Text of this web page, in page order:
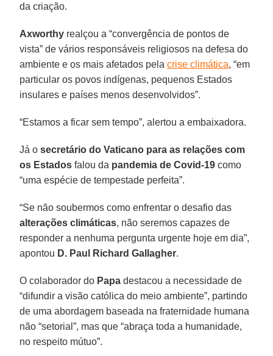
da criação.
Axworthy realçou a “convergência de pontos de
vista” de vários responsáveis religiosos na defesa do
ambiente e os mais afetados pelacrise climática, “em
particular os povos indígenas, pequenos Estados
insulares e países menos desenvolvidos”.
“Estamos a ficar sem tempo”, alertou a embaixadora.
Já osecretário do Vaticano para as relações com
os Estados falou da pandemia de Covid-19 como
“uma espécie de tempestade perfeita”.
“Se não soubermos como enfrentar o desafio das
alterações climáticas, não seremos capazes de
responder a nenhuma pergunta urgente hoje em dia”,
apontou D. Paul Richard Gallagher.
O colaborador do Papa destacou a necessidade de
“difundir a visão católica do meio ambiente”, partindo
de uma abordagem baseada na fraternidade humana
não “setorial”, mas que “abraça toda a humanidade,
no respeito mútuo”.